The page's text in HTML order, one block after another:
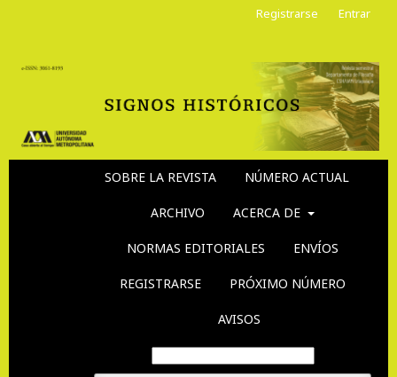
SOBRE LA REVISTA NÚMERO ACTUAL
ARCHIVO ACERCA DE
NORMAS EDITORIALES ENVÍOS
REGISTRARSE PRÓXIMO NÚMERO
AVISOS
Registrarse Entrar